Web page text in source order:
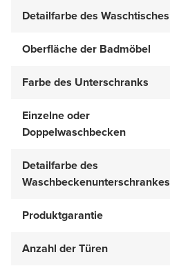
Detailfarbe des Waschtisches
Oberfläche der Badmöbel
Farbe des Unterschranks
Einzelne oder
Doppelwaschbecken
Detailfarbe des
Waschbeckenunterschrankes
Produktgarantie
Anzahl der Türen